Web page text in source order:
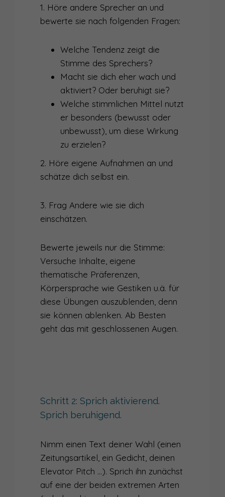
1. Höre andere Sprecher an und
bewerte sie nach folgenden Fragen:
Welche Tendenz zeigt die
Stimme des Sprechers?
Macht sie dich eher wach und
aktiviert? Oder beruhigt sie?
Welche stimmlichen Mittel nutzt
er besonders (bewusst oder
unbewusst), um diese Wirkung
zu erzielen?
2. Höre eigene Aufnahmen an und
schätze dich selbst ein.
3. Frag Andere wie sie dich
einschätzen.
Bewerte jeweils nur die Stimme:
Versuche Inhalte, eigene
thematische Präferenzen,
Körpersprache wie Gestiken u.ä. für
diese Übungen auszublenden, denn
sie können ablenken. Ab Besten
geht das mit geschlossenen Augen.
Schritt 2: Sprich aktivierend.
Sprich beruhigend.
Nimm einen Text deiner Wahl (einen
Zeitungsartikel, ein Gedicht, deinen
Elevator Pitch …). Sprich ihn zunächst
auf eine der beiden extremen Arten